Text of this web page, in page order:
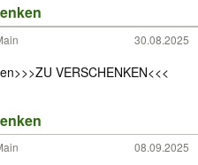
30.08.2025
VERSCHENKEN<<<
08.09.2025